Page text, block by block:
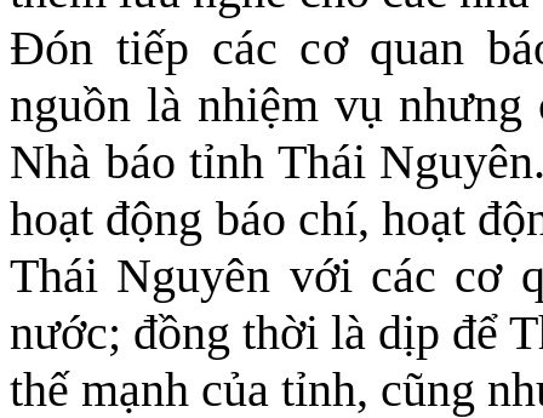
Đón tiếp các cơ quan
nguồn là nhiệm vụ
Nhà báo tỉnh Thái
hoạt động báo chí, hoạt
Thái Nguyên với các cơ
nước; đồng thời là dịp để
thế mạnh của tỉnh, cũng